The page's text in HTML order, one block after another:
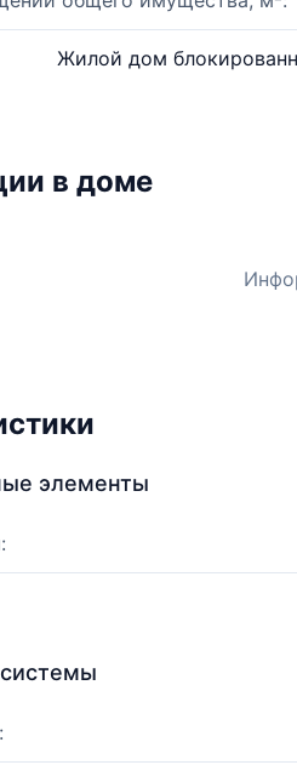
Жилой дом
в доме
элементы